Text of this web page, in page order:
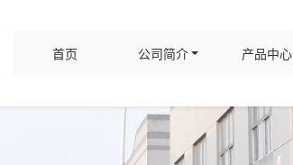
首页 公司简介 产品中心